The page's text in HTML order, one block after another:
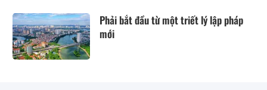
Phải bắt đầu từ một triết lý lập pháp
mới